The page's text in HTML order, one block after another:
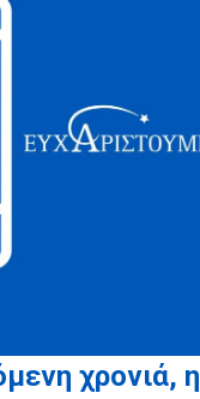
χρονιά, η